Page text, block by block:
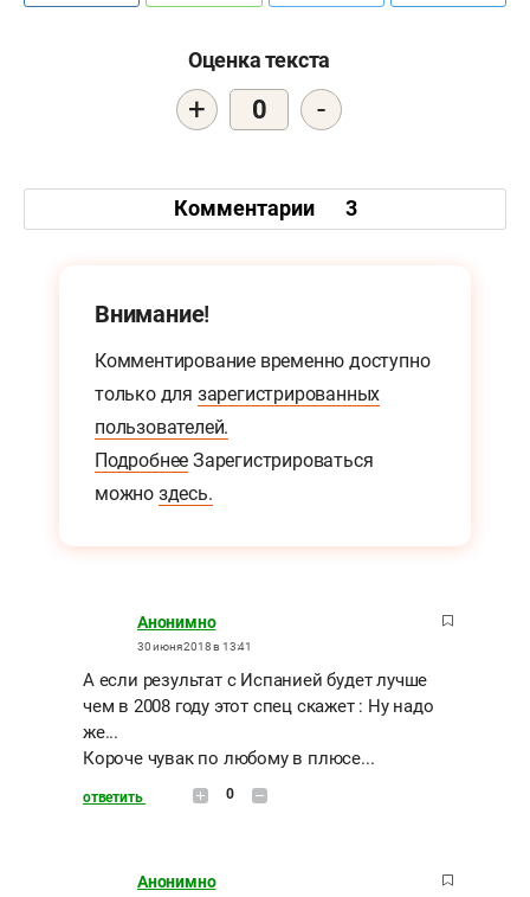
Оценка текста
+ 0 -
Комментарии 3
Внимание!
Комментирование временно доступно
только для зарегистрированных
пользователей.
Подробнее Зарегистрироваться
можно здесь.
Анонимно
30 июня 2018 в 13:41
А если результат с Испанией будет лучше
чем в 2008 году этот спец скажет : Ну надо
же...
Короче чувак по любому в плюсе...
ответить 0
Анонимно